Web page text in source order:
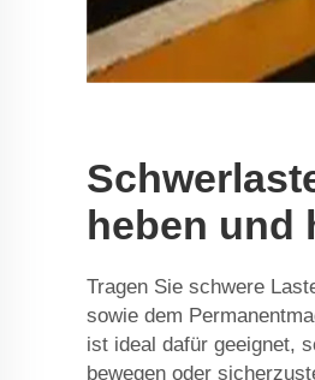
heben und
Tragen Sie schwere
sowie dem
ist ideal dafür geeignet,
bewegen oder